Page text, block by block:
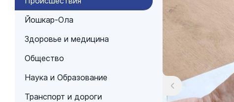
Йошкар-Ола
Здоровье и медицина
Общество
Наука и Образование
Транспорт и дороги